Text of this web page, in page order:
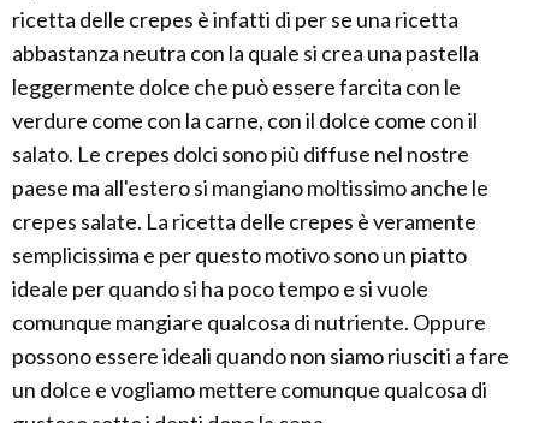
ricetta delle crepes è infatti di per se una ricetta
abbastanza neutra con la quale si crea una pastella
leggermente dolce che può essere farcita con le
verdure come con la carne, con il dolce come con il
salato. Le crepes dolci sono più diffuse nel nostre
paese ma all'estero si mangiano moltissimo anche le
crepes salate. La ricetta delle crepes è veramente
semplicissima e per questo motivo sono un piatto
ideale per quando si ha poco tempo e si vuole
comunque mangiare qualcosa di nutriente. Oppure
possono essere ideali quando non siamo riusciti a fare
un dolce e vogliamo mettere comunque qualcosa di